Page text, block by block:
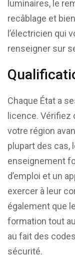
luminaires, le
recâblage et
l’électricien qui
renseigner sur
Chaque État a
licence. Vérifiez
votre région
plupart des cas,
enseignement
d’emploi et un
exercer à leur
également que
formation tout
au fait des
sécurité.